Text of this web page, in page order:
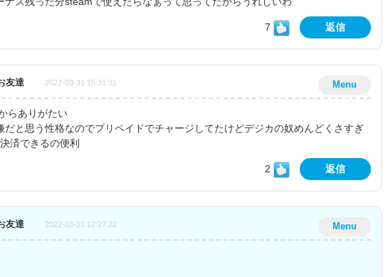
7 返信
Menu
友達 2022-03-31 15:31:31
らありがたい
だと思う性格なのでプリペイドでチャージしてたけどデジカの奴めんどくさすぎ
済できるの便利
2 返信
Menu
友達 2022-03-31 12:27:22